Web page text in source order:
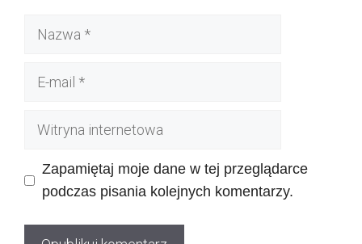
Nazwa
Witryna
Zapamiętaj moje dane w tej przeglądarce
podczas pisania kolejnych komentarzy.